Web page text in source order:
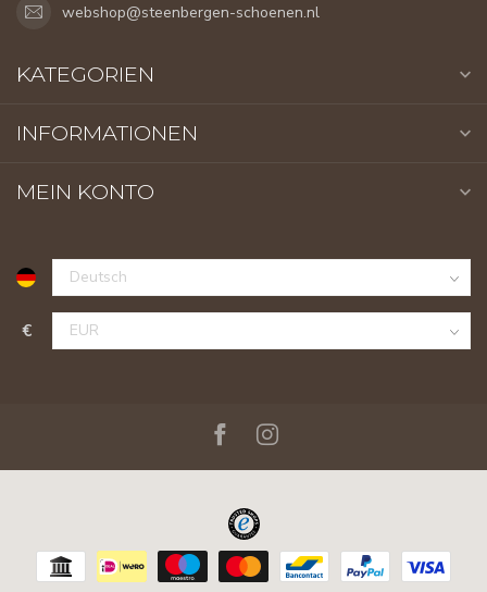
webshop@steenbergen-schoenen.nl
KATEGORIEN
INFORMATIONEN
MEIN KONTO
€